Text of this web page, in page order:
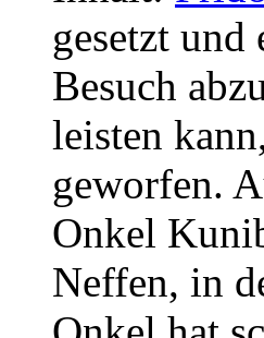
gesetzt
Besuch
leisten
geworfen.
Onkel
Neffen, in